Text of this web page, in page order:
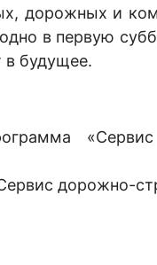
дорожных и
в первую
в будущее.
дорожно-